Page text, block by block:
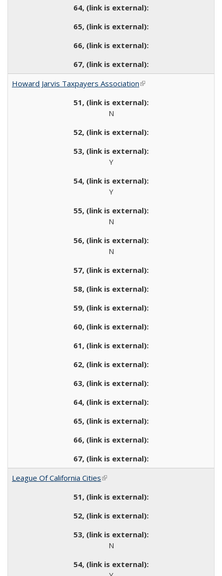
Howard Jarvis Taxpayers Association(link is external)
N
Y
Y
N
N
League Of California Cities(link is external)
N